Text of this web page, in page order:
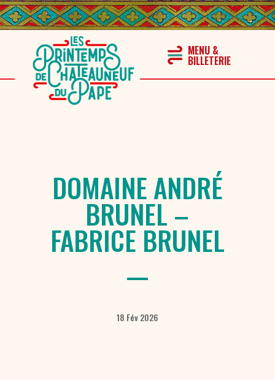
DOMAINE ANDRÉ
BRUNEL –
FABRICE BRUNEL
18 Fév 2026